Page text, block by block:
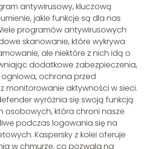
antywirusowy, kluczową
jakie funkcje są dla nas
programów antywirusowych
skanowanie, które wykrywa
ale niektóre z nich idą o
dodatkowe zabezpieczenia,
ochrona przed
monitorowanie aktywności w sieci.
wyróżnia się swoją funkcją
osobowych, która chroni nasze
podczas logowania się na
Kaspersky z kolei oferuje
w chmurze, co pozwala na